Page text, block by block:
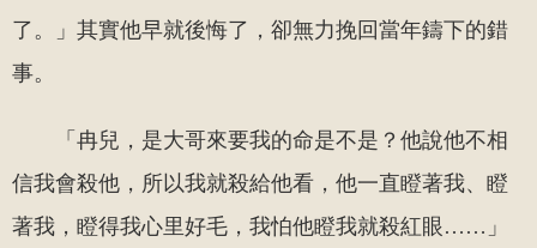
了。」其實他早就後悔了，卻無力挽回當年鑄下的錯
事。
「冉兒，是大哥來要我的命是不是？他說他不相
信我會殺他，所以我就殺給他看，他一直瞪著我、瞪
著我，瞪得我心里好毛，我怕他瞪我就殺紅眼……」